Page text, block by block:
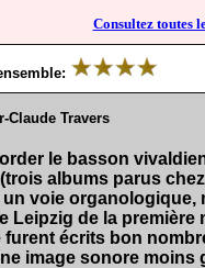
Consultez toutes
Claude Travers
le basson
albums parus
voie organologique,
Leipzig de la
furent écrits bon
image sonore moins